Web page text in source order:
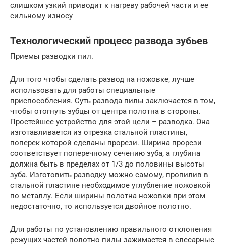
слишком узкий приводит к нагреву рабочей части и ее
сильному износу
Технологический процесс развода зубьев
Приемы разводки пил.
Для того чтобы сделать развод на ножовке, лучше
использовать для работы специальные
приспособления. Суть развода пилы заключается в том,
чтобы отогнуть зубцы от центра полотна в стороны.
Простейшее устройство для этой цели – разводка. Она
изготавливается из отрезка стальной пластины,
поперек которой сделаны прорези. Ширина прорези
соответствует поперечному сечению зуба, а глубина
должна быть в пределах от 1/3 до половины высоты
зуба. Изготовить разводку можно самому, пропилив в
стальной пластине необходимое углубление ножовкой
по металлу. Если ширины полотна ножовки при этом
недостаточно, то используется двойное полотно.
Для работы по установлению правильного отклонения
режущих частей полотно пилы зажимается в слесарные